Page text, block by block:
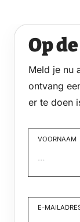
Op
Meld je nu
ontvang
er te doen
VOORNAAM
E-